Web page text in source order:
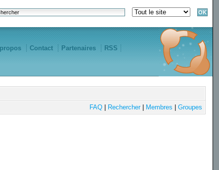
Contact Partenaires RSS
FAQ| Rechercher| Membres Groupes